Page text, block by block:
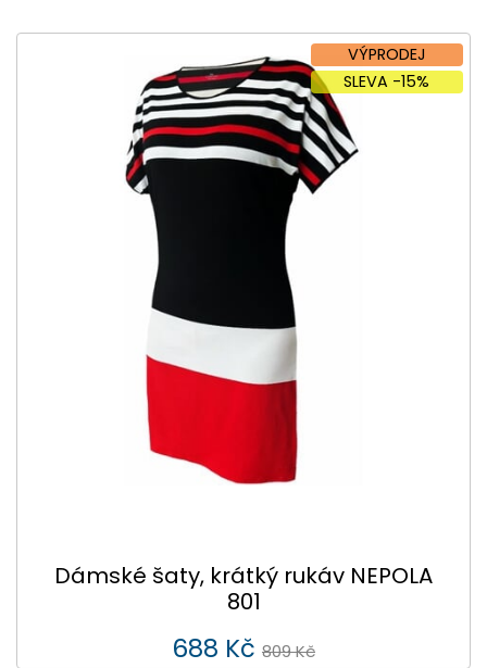
VÝPRODEJ
SLEVA -15%
Dámské šaty, krátký rukáv NEPOLA
801
688 Kč 809 Kč